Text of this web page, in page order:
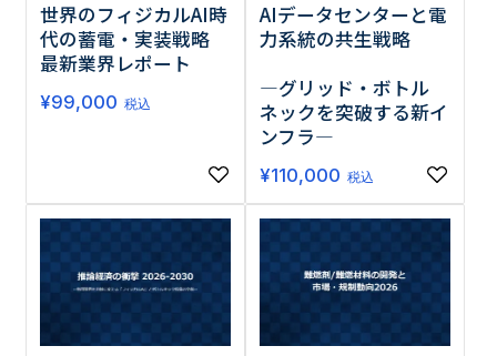
世界のフィジカルAI時
代の蓄電・実装戦略
最新業界レポート
¥99,000 税込
AIデータセンターと電
力系統の共生戦略
―グリッド・ボトル
ネックを突破する新イ
ンフラ―
¥110,000 税込